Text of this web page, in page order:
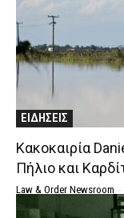
ΕΙΔΗΣΕΙΣ
Κακοκαιρία
Πήλιο και
Law & Order Newsroom -